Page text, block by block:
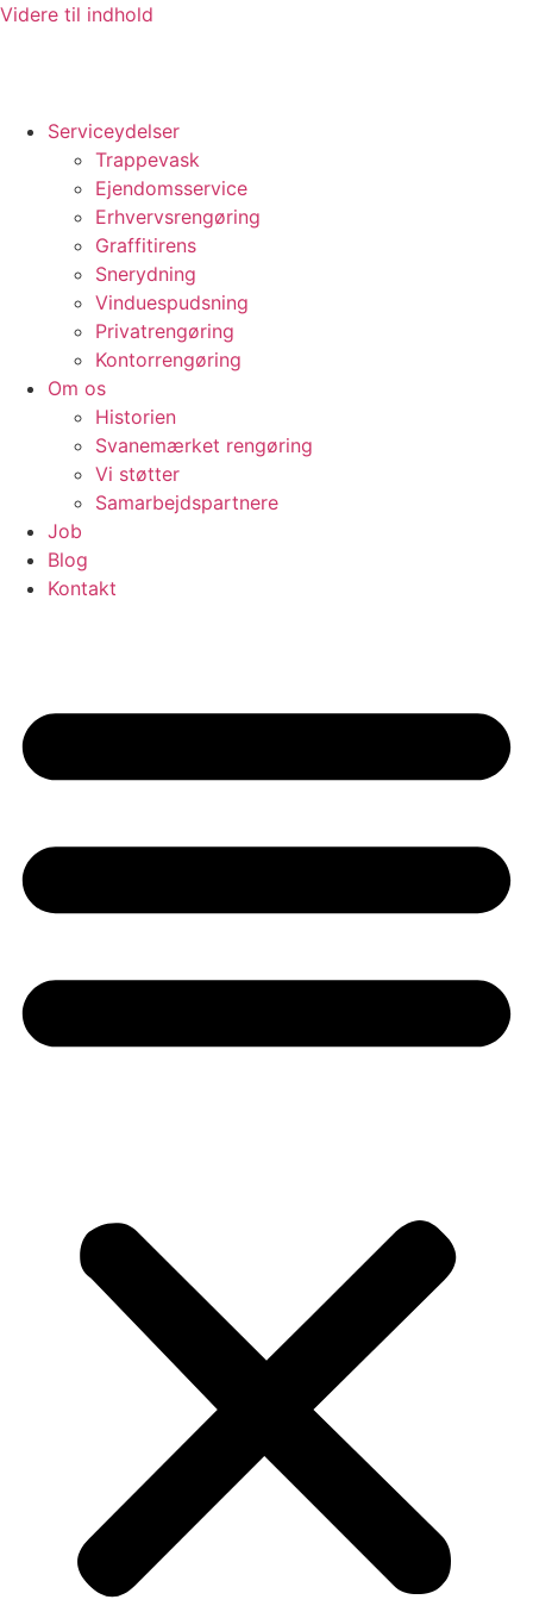
Videre til indhold
Serviceydelser
Trappevask
Ejendomsservice
Erhvervsrengøring
Graffitirens
Snerydning
Vinduespudsning
Privatrengøring
Kontorrengøring
Om os
Historien
Svanemærket rengøring
Vi støtter
Samarbejdspartnere
Job
Blog
Kontakt